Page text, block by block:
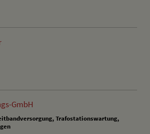
GmbH
Trafostationswartung,